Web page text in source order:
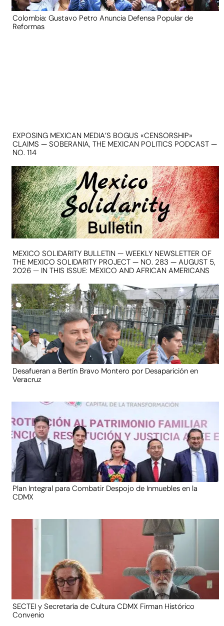
Colombia: Gustavo Petro Anuncia Defensa Popular de
Reformas
EXPOSING MEXICAN MEDIA’S BOGUS «CENSORSHIP»
CLAIMS — SOBERANIA, THE MEXICAN POLITICS PODCAST —
NO. 114
MEXICO SOLIDARITY BULLETIN — WEEKLY NEWSLETTER OF
THE MEXICO SOLIDARITY PROJECT — NO. 283 — AUGUST 5,
2026 — IN THIS ISSUE: MEXICO AND AFRICAN AMERICANS
Desafueran a Bertín Bravo Montero por Desaparición en
Veracruz
Plan Integral para Combatir Despojo de Inmuebles en la
CDMX
SECTEI y Secretaría de Cultura CDMX Firman Histórico
Convenio